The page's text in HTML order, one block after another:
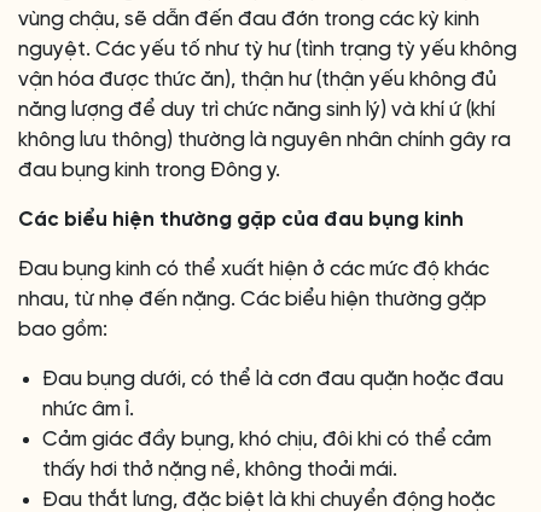
vùng chậu, sẽ dẫn đến đau đớn trong các kỳ kinh
nguyệt. Các yếu tố như tỳ hư (tình trạng tỳ yếu không
vận hóa được thức ăn), thận hư (thận yếu không đủ
năng lượng để duy trì chức năng sinh lý) và khí ứ (khí
không lưu thông) thường là nguyên nhân chính gây ra
đau bụng kinh trong Đông y.
Các biểu hiện thường gặp của đau bụng kinh
Đau bụng kinh có thể xuất hiện ở các mức độ khác
nhau, từ nhẹ đến nặng. Các biểu hiện thường gặp
bao gồm:
Đau bụng dưới, có thể là cơn đau quặn hoặc đau
nhức âm ỉ.
Cảm giác đầy bụng, khó chịu, đôi khi có thể cảm
thấy hơi thở nặng nề, không thoải mái.
Đau thắt lưng, đặc biệt là khi chuyển động hoặc